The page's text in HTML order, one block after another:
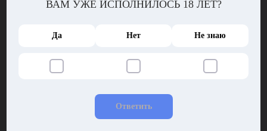
простаку было понятно, что кладбище изрыгает мертвых
крестьяне оказались первоклассными сыщиками, просто грех
было не заметить то самое место, когда между ветвей показались
ВАМ УЖЕ ИСПОЛНИЛОСЬ 18 ЛЕТ?
Да Нет Не знаю
Ответить